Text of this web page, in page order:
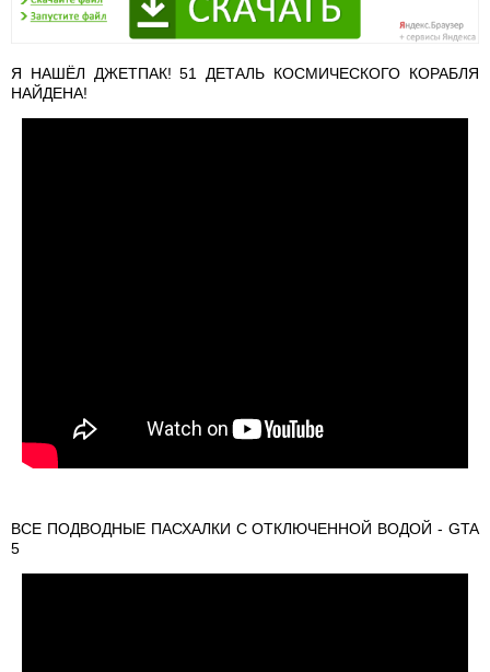
Я НАШЁЛ ДЖЕТПАК! 51 ДЕТАЛЬ КОСМИЧЕСКОГО КОРАБЛЯ
НАЙДЕНА!
ВСЕ ПОДВОДНЫЕ ПАСХАЛКИ С ОТКЛЮЧЕННОЙ ВОДОЙ - GTA
5